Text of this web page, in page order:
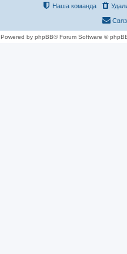
Наша команда
Powered by phpBB® Forum Software ©